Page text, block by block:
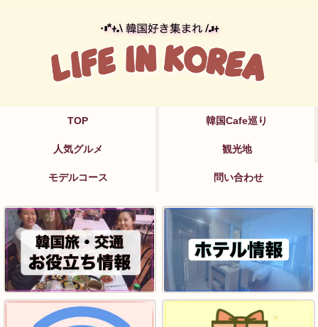
TOP 韓国Cafe巡り
人気グルメ 観光地
モデルコース 問い合わせ